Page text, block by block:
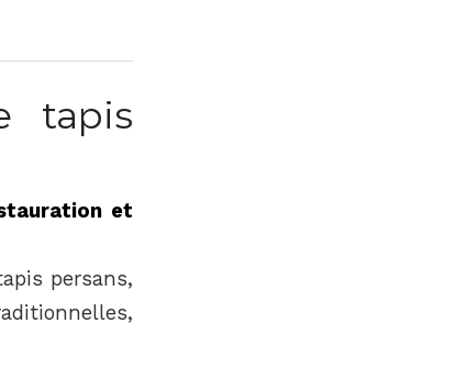
tapis
et
persans,